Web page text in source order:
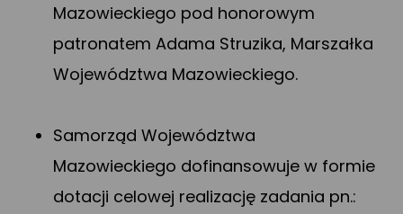
Mazowieckiego pod honorowym
patronatem Adama Struzika, Marszałka
Województwa Mazowieckiego.
Samorząd Województwa
Mazowieckiego dofinansowuje w formie
dotacji celowej realizację zadania pn.: